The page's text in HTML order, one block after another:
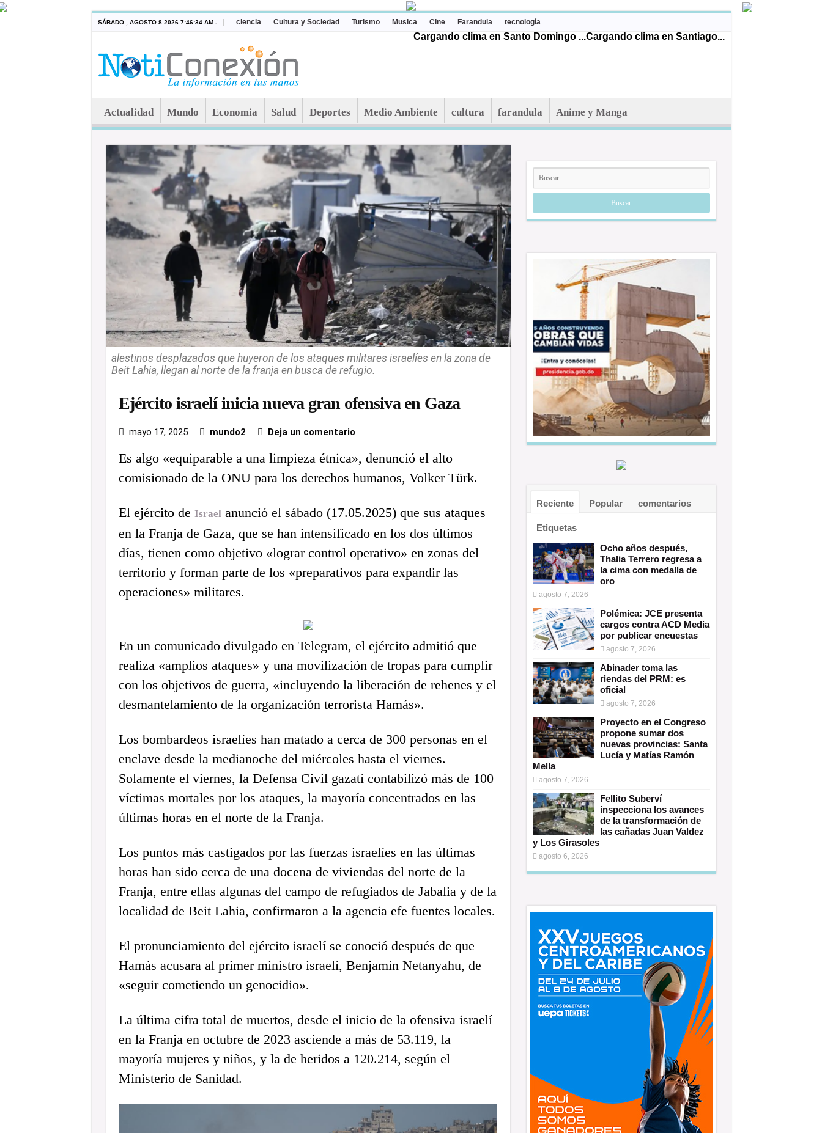
SÁBADO , AGOSTO 8 2026 7:46:34 AM - ciencia Cultura y Sociedad Turismo Musica Cine Farandula tecnología
Cargando clima en Santo Domingo ...Cargando clima en Santiago...
Actualidad Mundo Economia Salud Deportes Medio Ambiente cultura farandula Anime y Manga
alestinos desplazados que huyeron de los ataques militares israelíes en la zona de
Beit Lahia, llegan al norte de la franja en busca de refugio.
Ejército israelí inicia nueva gran ofensiva en Gaza
mayo 17, 2025 mundo2 Deja un comentario
Es algo «equiparable a una limpieza étnica», denunció el alto
comisionado de la ONU para los derechos humanos, Volker Türk.
El ejército de Israelanunció el sábado (17.05.2025) que sus ataques
en la Franja de Gaza, que se han intensificado en los dos últimos
días, tienen como objetivo «lograr control operativo» en zonas del
territorio y forman parte de los «preparativos para expandir las
operaciones» militares.
En un comunicado divulgado en Telegram, el ejército admitió que
realiza «amplios ataques» y una movilización de tropas para cumplir
con los objetivos de guerra, «incluyendo la liberación de rehenes y el
desmantelamiento de la organización terrorista Hamás».
Los bombardeos israelíes han matado a cerca de 300 personas en el
enclave desde la medianoche del miércoles hasta el viernes.
Solamente el viernes, la Defensa Civil gazatí contabilizó más de 100
víctimas mortales por los ataques, la mayoría concentrados en las
últimas horas en el norte de la Franja.
Los puntos más castigados por las fuerzas israelíes en las últimas
horas han sido cerca de una docena de viviendas del norte de la
Franja, entre ellas algunas del campo de refugiados de Jabalia y de la
localidad de Beit Lahia, confirmaron a la agencia efe fuentes locales.
El pronunciamiento del ejército israelí se conoció después de que
Hamás acusara al primer ministro israelí, Benjamín Netanyahu, de
«seguir cometiendo un genocidio».
La última cifra total de muertos, desde el inicio de la ofensiva israelí
en la Franja en octubre de 2023 asciende a más de 53.119, la
mayoría mujeres y niños, y la de heridos a 120.214, según el
Ministerio de Sanidad.
Reciente Popular comentarios
Etiquetas
Ocho años después,
Thalia Terrero regresa a
la cima con medalla de
oro
agosto 7, 2026
Polémica: JCE presenta
cargos contra ACD Media
por publicar encuestas
agosto 7, 2026
Abinader toma las
riendas del PRM: es
oficial
agosto 7, 2026
Proyecto en el Congreso
propone sumar dos
nuevas provincias: Santa
Lucía y Matías Ramón
Mella
agosto 7, 2026
Fellito Suberví
inspecciona los avances
de la transformación de
las cañadas Juan Valdez
y Los Girasoles
agosto 6, 2026